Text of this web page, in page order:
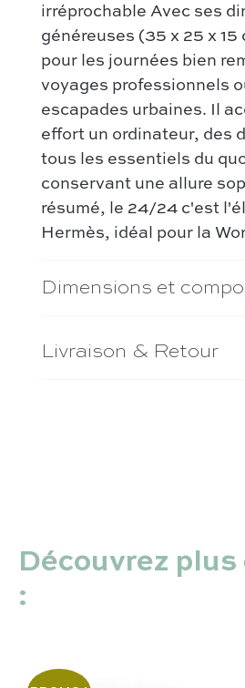
Chanel 22 –
Capucines –
Niki – Saint
Lady Dior – Dior
Timeless –
Capucines –
irréprochable Avec ses
généreuses (35 x 25 x 15
pour les journées bien
voyages professionnels
escapades urbaines. Il
effort un ordinateur, des
tous les essentiels du
conservant une allure
résumé, le 24/24 c'est
Hermès, idéal pour la
Dimensions et
Livraison & Retour
Découvrez
: